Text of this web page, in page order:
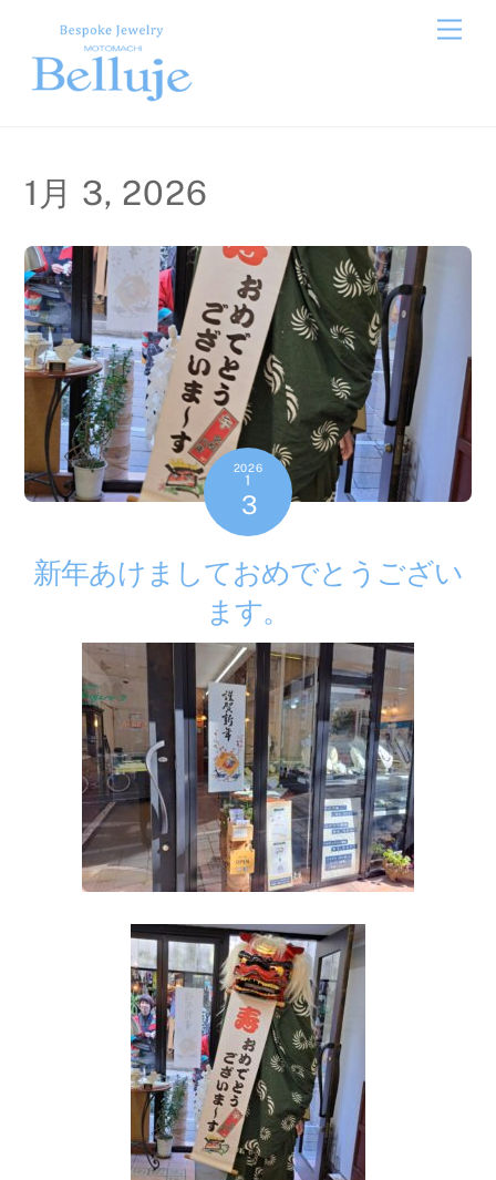
content
1月 3, 2026
2026
1
3
新年あけましておめでとうござい
ます。